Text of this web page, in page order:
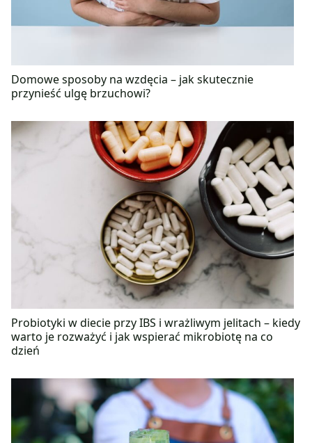
Domowe sposoby na wzdęcia – jak skutecznie
przynieść ulgę brzuchowi?
Probiotyki w diecie przy IBS i wrażliwym jelitach – kiedy
warto je rozważyć i jak wspierać mikrobiotę na co
dzień